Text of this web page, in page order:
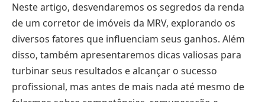
Neste artigo, desvendaremos os segredos da renda
de um corretor de imóveis da MRV, explorando os
diversos fatores que influenciam seus ganhos. Além
disso, também apresentaremos dicas valiosas para
turbinar seus resultados e alcançar o sucesso
profissional, mas antes de mais nada até mesmo de